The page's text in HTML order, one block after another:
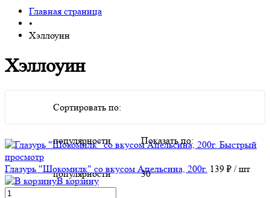
Главная страница
•
Хэллоуин
Хэллоуин
Сортировать по:
популярности
популярности
Показать по:
30
Быстрый
просмотр
Глазурь "Шокомилк" со вкусом Апельсина, 200г. 139 ₽ / шт
В корзину